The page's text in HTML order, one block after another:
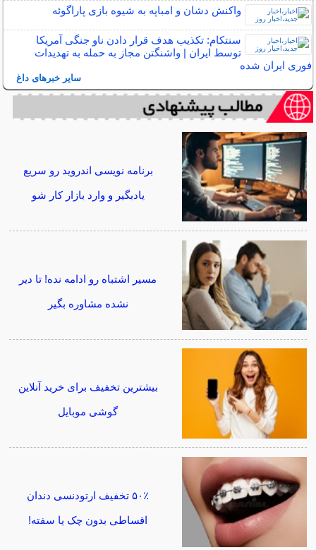
واکنش دشان و امباپه به شیوه بازی پاراگوئه
سنتکام: تکذیب هدف قرار دادن ناو جنگی آمریکا
توسط ایران | واشنگتن مجاز به حمله به تهدیدات
فوری ایران شده
سایر خبرهای داغ
برنامه نویسی اندروید رو سریع
یادبگیر و وارد بازار کار شو
مسیر اشتباه رو ادامه نده! تا دیر
نشده مشاوره بگیر
بیشترین تخفیف برای خرید آنلاین
گوشی موبایل
۵۰٪ تخفیف ارتودنسی دندان
اقساطی بدون چک یا سفته!